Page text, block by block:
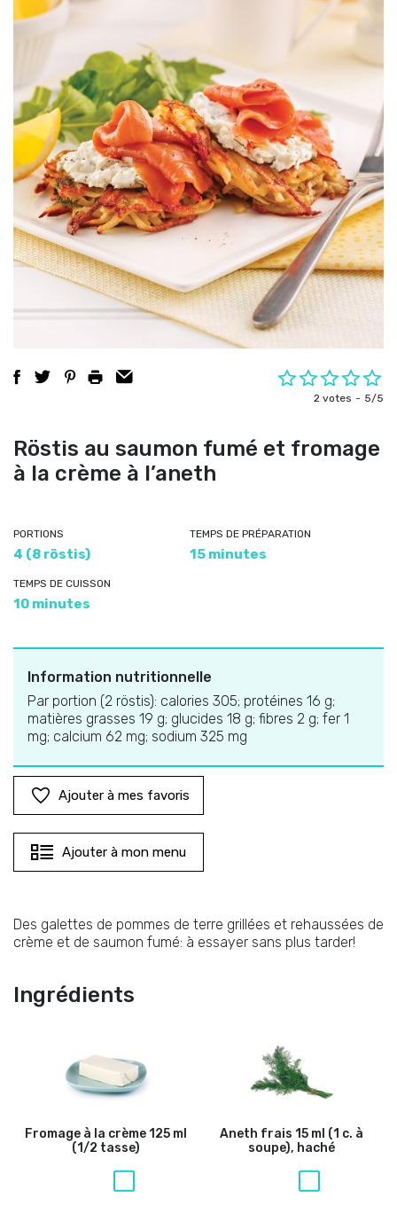
2 votes 5/5
Röstis au saumon fumé et fromage
à la crème à l’aneth
PORTIONS
4 (8 röstis)
TEMPS DE PRÉPARATION
15 minutes
TEMPS DE CUISSON
10 minutes
Information nutritionnelle
Par portion (2 röstis): calories 305; protéines 16 g;
matières grasses 19 g; glucides 18 g; fibres 2 g; fer 1
mg; calcium 62 mg; sodium 325 mg
Ajouter à mes favoris
Ajouter à mon menu
Des galettes de pommes de terre grillées et rehaussées de
crème et de saumon fumé: à essayer sans plus tarder!
Ingrédients
Fromage à la crème125 ml
(1/2 tasse)
Aneth frais 15 ml (1 c. à
soupe), haché